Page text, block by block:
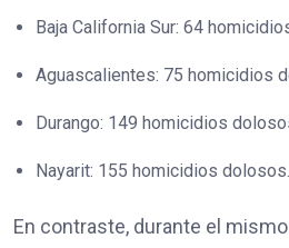
Baja California Sur: 64
Aguascalientes: 75 homicidios
Durango: 149 homicidios
Nayarit: 155 homicidios dolosos.
En contraste, durante el